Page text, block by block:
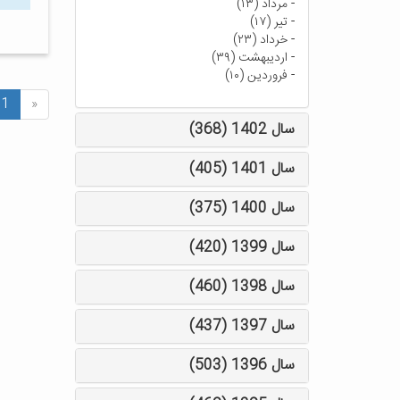
«
1
-مرداد (۱۳)
-تیر (۱۷)
-خرداد (۲۳)
- اردیبهشت (۳۹)
- فروردین (۱۰)
سال 1402 (368)
سال 1401 (405)
سال 1400 (375)
سال 1399 (420)
سال 1398 (460)
سال 1397 (437)
سال 1396 (503)